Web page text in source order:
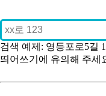
검색 예제: 영등포로5길
띄어쓰기에 유의해 주세